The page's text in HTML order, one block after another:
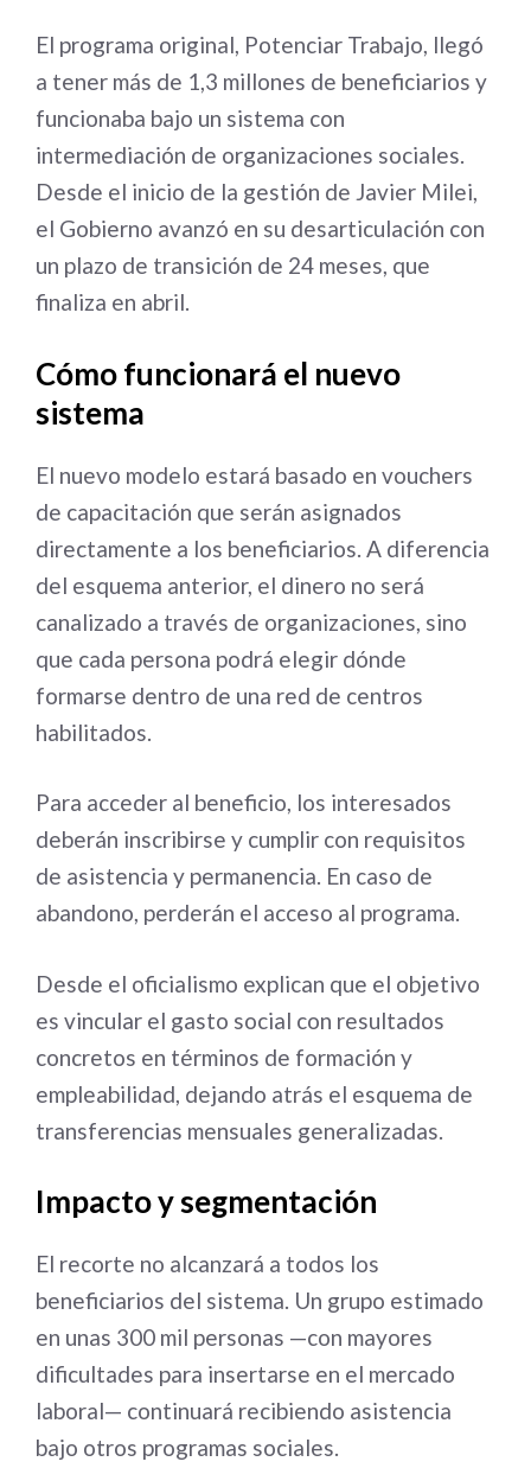
El programa original, Potenciar Trabajo, llegó
a tener más de 1,3 millones de beneficiarios y
funcionaba bajo un sistema con
intermediación de organizaciones sociales.
Desde el inicio de la gestión de Javier Milei,
el Gobierno avanzó en su desarticulación con
un plazo de transición de 24 meses, que
finaliza en abril.
Cómo funcionará el nuevo
sistema
El nuevo modelo estará basado en vouchers
de capacitación que serán asignados
directamente a los beneficiarios. A diferencia
del esquema anterior, el dinero no será
canalizado a través de organizaciones, sino
que cada persona podrá elegir dónde
formarse dentro de una red de centros
habilitados.
Para acceder al beneficio, los interesados
deberán inscribirse y cumplir con requisitos
de asistencia y permanencia. En caso de
abandono, perderán el acceso al programa.
Desde el oficialismo explican que el objetivo
es vincular el gasto social con resultados
concretos en términos de formación y
empleabilidad, dejando atrás el esquema de
transferencias mensuales generalizadas.
Impacto y segmentación
El recorte no alcanzará a todos los
beneficiarios del sistema. Un grupo estimado
en unas 300 mil personas —con mayores
dificultades para insertarse en el mercado
laboral— continuará recibiendo asistencia
bajo otros programas sociales.